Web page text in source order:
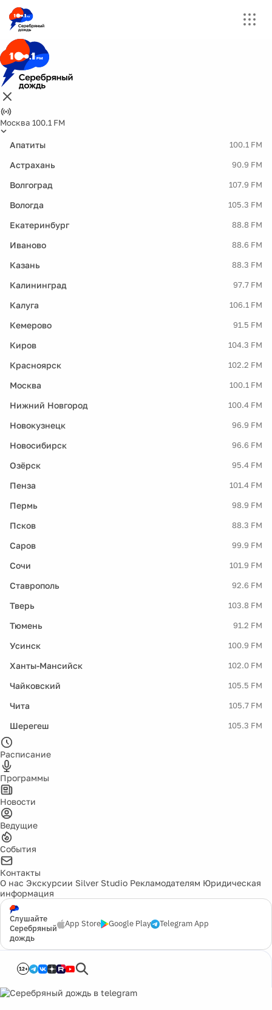
Москва 100.1 FM
Апатиты 100.1 FM
Астрахань 90.9 FM
Волгоград 107.9 FM
Вологда 105.3 FM
Екатеринбург 88.8 FM
Иваново 88.6 FM
Казань 88.3 FM
Калининград 97.7 FM
Калуга 106.1 FM
Кемерово 91.5 FM
Киров 104.3 FM
Красноярск 102.2 FM
Москва 100.1 FM
Нижний Новгород 100.4 FM
Новокузнецк 96.9 FM
Новосибирск 96.6 FM
Озёрск 95.4 FM
Пенза 101.4 FM
Пермь 98.9 FM
Псков 88.3 FM
Саров 99.9 FM
Сочи 101.9 FM
Ставрополь 92.6 FM
Тверь 103.8 FM
Тюмень 91.2 FM
Усинск 100.9 FM
Ханты-Мансийск 102.0 FM
Чайковский 105.5 FM
Чита 105.7 FM
Шерегеш 105.3 FM
Расписание
Программы
Новости
Ведущие
События
Контакты
О нас Экскурсии Silver Studio Рекламодателям Юридическая
информация
Слушайте
Серебряный
дождь
App Store Google Play Telegram App
12+